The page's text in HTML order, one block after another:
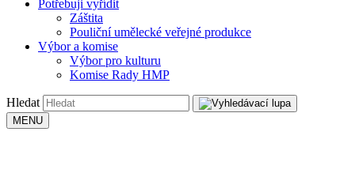
Potřebuji vyřídit
Záštita
Pouliční umělecké veřejné produkce
Výbor a komise
Výbor pro kulturu
Komise Rady HMP
Hledat
MENU